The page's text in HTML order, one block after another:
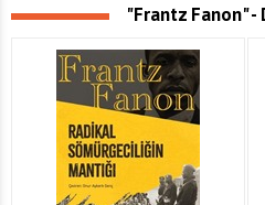
"Frantz Fanon" -